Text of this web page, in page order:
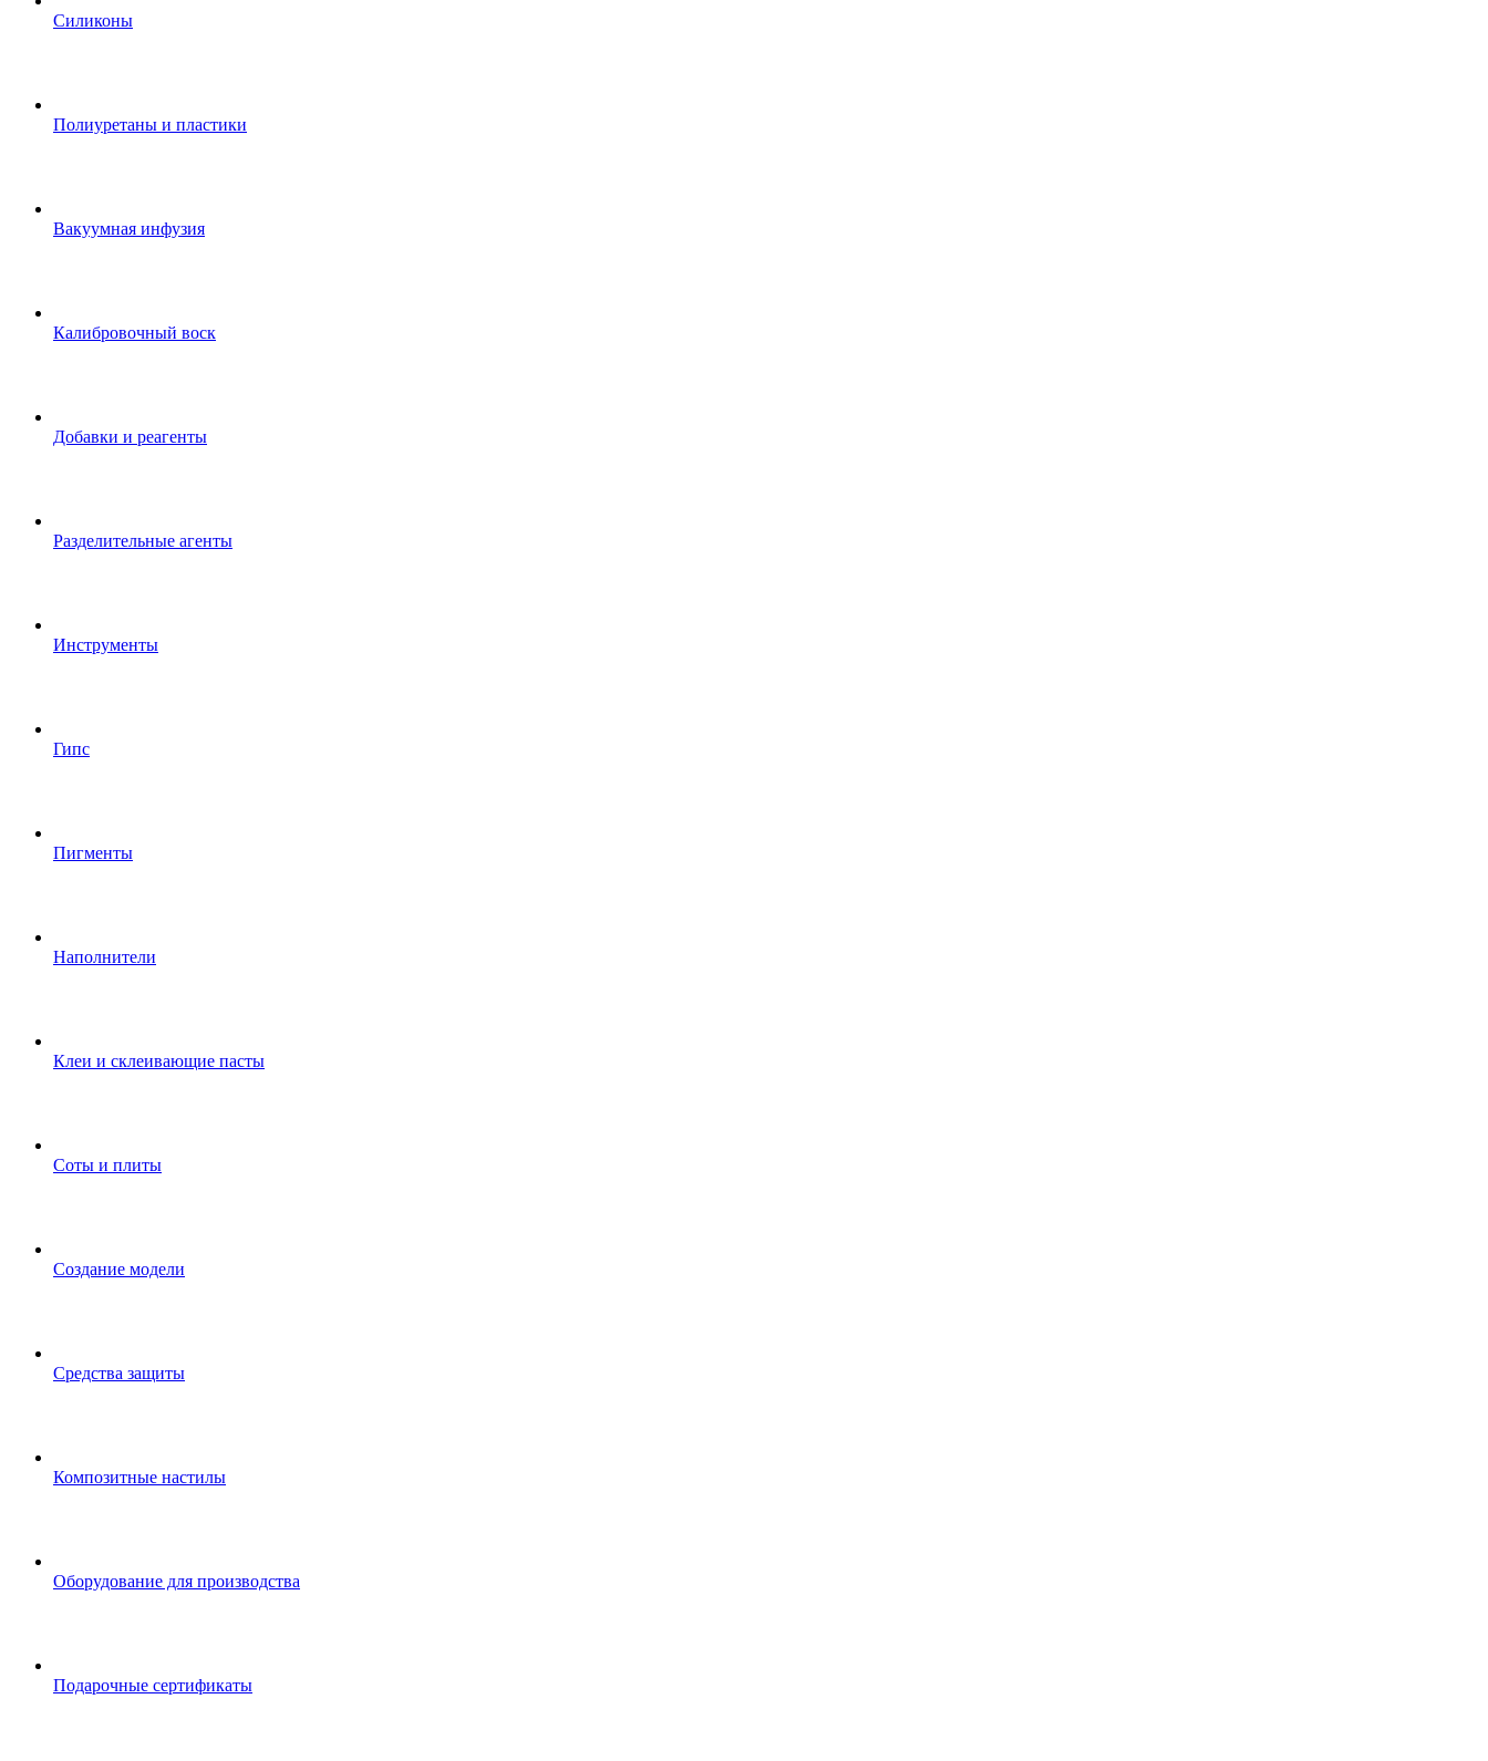
Силиконы
Полиуретаны и пластики
Вакуумная инфузия
Калибровочный воск
Добавки и реагенты
Разделительные агенты
Инструменты
Гипс
Пигменты
Наполнители
Клеи и склеивающие пасты
Соты и плиты
Создание модели
Средства защиты
Композитные настилы
Оборудование для производства
Подарочные сертификаты